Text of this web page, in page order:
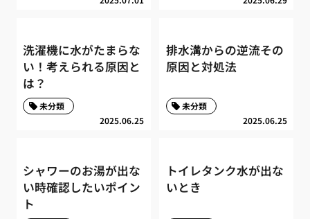
洗濯機に水がたまらな
い！考えられる原因と
は？
2025.06.25
未分類
排水溝からの逆流その
原因と対処法
2025.06.25
未分類
シャワーのお湯が出な
い時確認したいポイン
ト
トイレタンク水が出な
いとき